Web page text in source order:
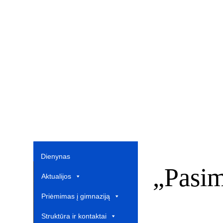
Dienynas
Aktualijos
Priėmimas į gimnaziją
Struktūra ir kontaktai